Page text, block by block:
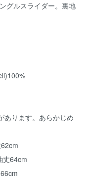
グルスライダー。裏地
あります。あらかじめ
丈64cm